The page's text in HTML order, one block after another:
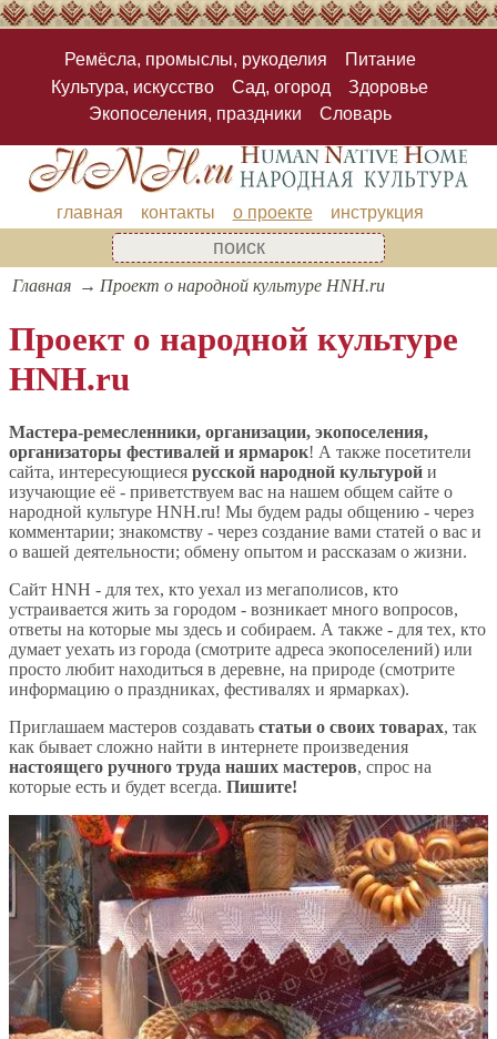
Ремёсла, промыслы, рукоделия
Питание
Культура, искусство
Сад, огород
Здоровье
Экопоселения, праздники
Словарь
главная контакты о проекте инструкция
Главная Проект о народной культуре HNH.ru
Проект о народной культуре
HNH.ru
Мастера-ремесленники, организации, экопоселения,
организаторы фестивалей и ярмарок! А также посетители
сайта, интересующиеся русской народной культурой и
изучающие её - приветствуем вас на нашем общем сайте о
народной культуре HNH.ru! Мы будем рады общению - через
комментарии; знакомству - через создание вами статей о вас и
о вашей деятельности; обмену опытом и рассказам о жизни.
Сайт HNH - для тех, кто уехал из мегаполисов, кто
устраивается жить за городом - возникает много вопросов,
ответы на которые мы здесь и собираем. А также - для тех, кто
думает уехать из города (смотрите адреса экопоселений) или
просто любит находиться в деревне, на природе (смотрите
информацию о праздниках, фестивалях и ярмарках).
Приглашаем мастеров создавать статьи о своих товарах, так
как бывает сложно найти в интернете произведения
настоящего ручного труда наших мастеров, спрос на
которые есть и будет всегда. Пишите!